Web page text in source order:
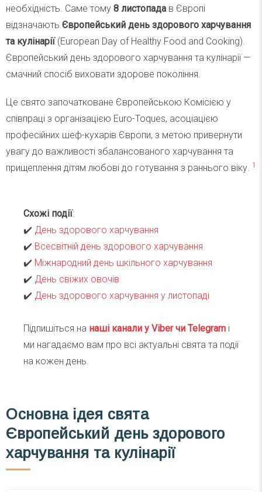
необхідність. Саме тому 8 листопада в Європі
відзначають Європейський день здорового харчування
та кулінарії (European Day of Healthy Food and Cooking).
Європейський день здорового харчування та кулінарії —
смачний спосіб виховати здорове покоління.
Це свято започатковане Європейською Комісією у
співпраці з організацією Euro-Toques, асоціацією
професійних шеф-кухарів Європи, з метою привернути
увагу до важливості збалансованого харчування та
прищеплення дітям любові до готування з раннього віку. 1
Схожі події:
✔️ День здорового харчування
✔️ Всесвітній день здорового харчування
✔️ Міжнародний день шкільного харчування
✔️ День свіжих овочів
✔️ День здорового харчування у листопаді
Підпишіться на наші канали у Viber чи Telegram і
ми нагадаємо вам про всі актуальні свята та події
на кожен день.
Основна ідея свята
Європейський день здорового
харчування та кулінарії